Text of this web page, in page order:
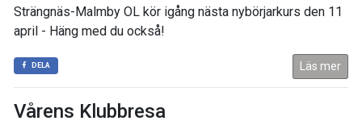
Strängnäs-Malmby OL kör igång nästa nybörjarkurs den 11
april - Häng med du också!
DELA Läs mer
Vårens Klubbresa